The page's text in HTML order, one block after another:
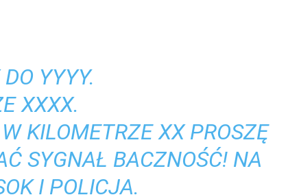
YYYY.
XXXX.
KILOMETRZE XX PROSZĘ
SYGNAŁ BACZNOŚĆ! NA
I POLICJA.